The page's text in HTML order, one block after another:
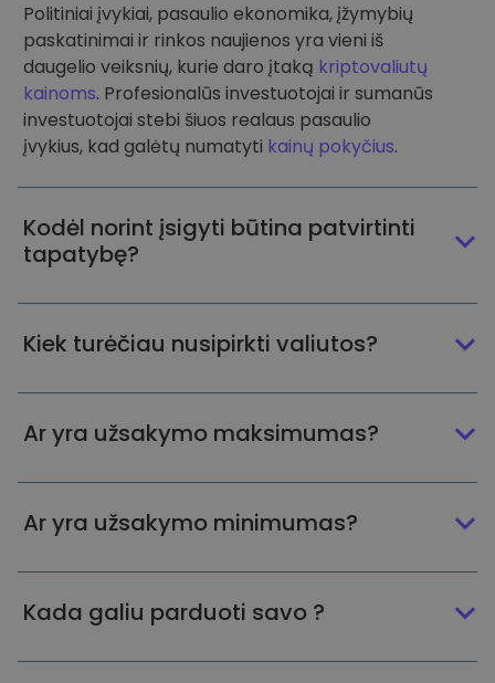
Politiniai įvykiai, pasaulio ekonomika, įžymybių
paskatinimai ir rinkos naujienos yra vieni iš
daugelio veiksnių, kurie daro įtaką kriptovaliutų
kainoms. Profesionalūs investuotojai ir sumanūs
investuotojai stebi šiuos realaus pasaulio
įvykius, kad galėtų numatyti kainų pokyčius.
Kodėl norint įsigyti būtina patvirtinti
tapatybę?
Kiek turėčiau nusipirkti valiutos?
Ar yra užsakymo maksimumas?
Ar yra užsakymo minimumas?
Kada galiu parduoti savo ?